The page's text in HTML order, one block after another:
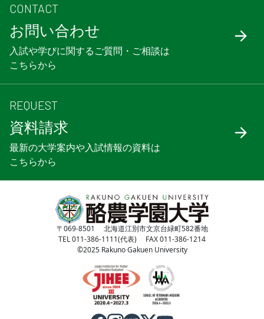
CONTACT
お問い合わせ
入試や学びに関するご質問・ご相談は
こちらから
REQUEST
資料請求
最新の大学案内や入試情報の資料は
こちらから
〒069-8501 北海道江別市文京台緑町582番地
TEL 011-386-1111(代表) FAX 011-386-1214
©2025 Rakuno Gakuen University